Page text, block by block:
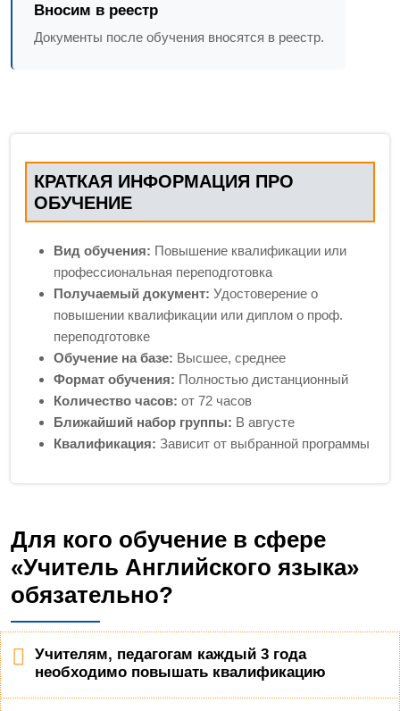
Вносим в реестр
Документы после обучения вносятся в реестр.
КРАТКАЯ ИНФОРМАЦИЯ ПРО
ОБУЧЕНИЕ
Вид обучения: Повышение квалификации или
профессиональная переподготовка
Получаемый документ: Удостоверение о
повышении квалификации или диплом о проф.
переподготовке
Обучение на базе: Высшее, среднее
Формат обучения: Полностью дистанционный
Количество часов: от 72 часов
Ближайший набор группы: В августе
Квалификация: Зависит от выбранной программы
Для кого обучение в сфере
«Учитель Английского языка»
обязательно?
Учителям, педагогам каждый 3 года
необходимо повышать квалификацию